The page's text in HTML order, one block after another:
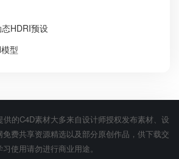
HDRI预设
型
的C4D素材大多来自设计师授权发布素材、设
费共享资源精选以及部分原创作品，供下载交
习使用请勿进行商业用途。